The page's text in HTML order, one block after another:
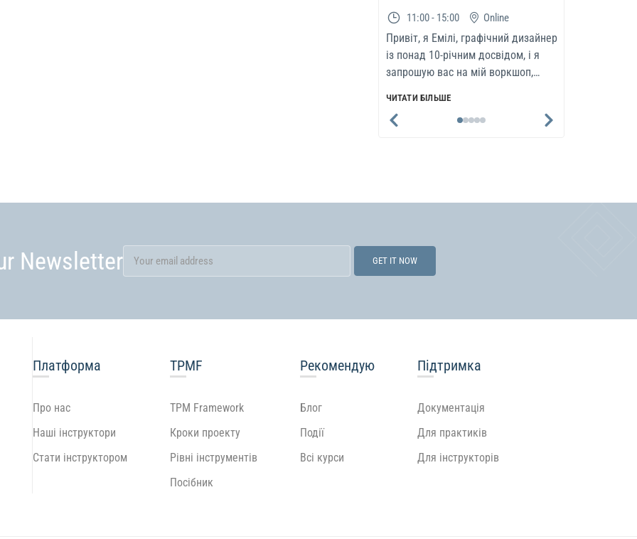
11:00 - 15:00 Online
Привіт, я Емілі, графічний дизайнер
із понад 10-річним досвідом, і я
запрошую вас на мій воркшоп,
ЧИТАТИ БІЛЬШЕ
Newsletter
Платформа
Про нас
Наші інструктори
Стати інструктором
TPMF
TPM Framework
Кроки проекту
Рівні інструментів
Посібник
Рекомендую
Блог
Події
Всі курси
Підтримка
Документація
Для практиків
Для інструкторів